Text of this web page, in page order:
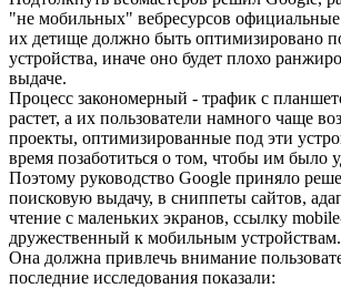
"не мобильных" вебресурсов
их детище должно быть оптимизировано
устройства, иначе оно будет плохо
выдаче.
Процесс закономерный - трафик с
растет, а их пользователи намного чаще
проекты, оптимизированные под эти
время позаботиться о том, чтобы им было
Поэтому руководство Google приняло
поисковую выдачу, в сниппеты сайтов,
чтение с маленьких экранов, ссылку
дружественный к мобильным устройствам.
Она должна привлечь внимание
последние исследования показали: